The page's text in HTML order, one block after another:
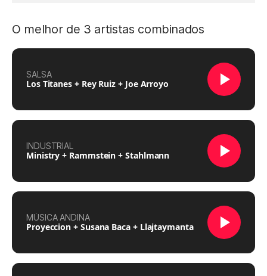
O melhor de 3 artistas combinados
SALSA
Los Titanes + Rey Ruiz + Joe Arroyo
INDUSTRIAL
Ministry + Rammstein + Stahlmann
MÚSICA ANDINA
Proyeccion + Susana Baca + Llajtaymanta